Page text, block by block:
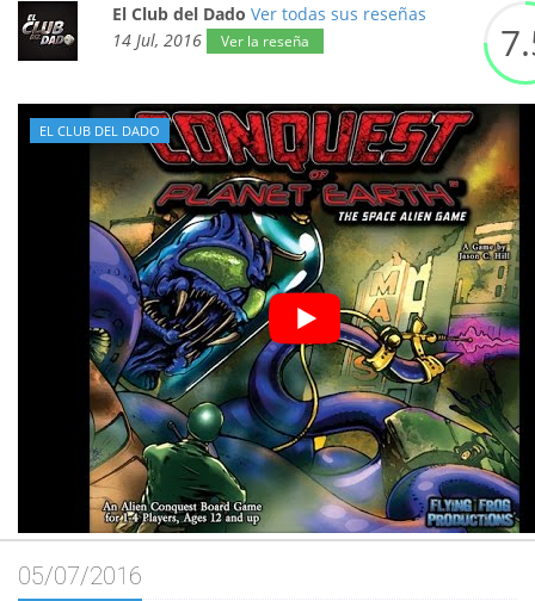
El Club del Dado Ver todas sus reseñas
14 Jul, 2016
Ver la reseña 7.
EL CLUB DEL DADO
05/07/2016